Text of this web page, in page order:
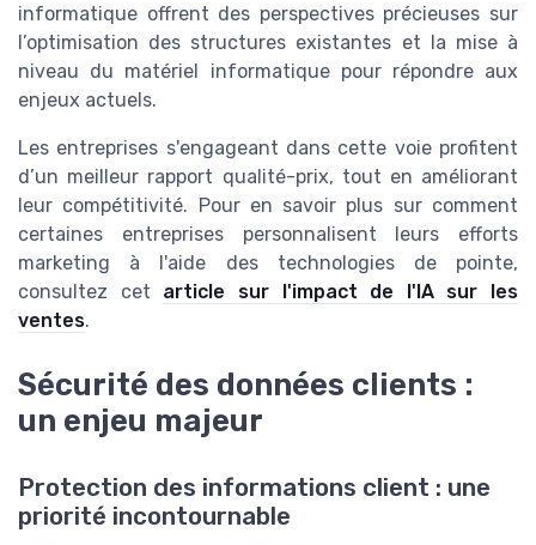
informatique offrent des perspectives précieuses sur
l’optimisation des structures existantes et la mise à
niveau du matériel informatique pour répondre aux
enjeux actuels.
Les entreprises s'engageant dans cette voie profitent
d’un meilleur rapport qualité-prix, tout en améliorant
leur compétitivité. Pour en savoir plus sur comment
certaines entreprises personnalisent leurs efforts
marketing à l'aide des technologies de pointe,
consultez cet article sur l'impact de l'IA sur les
ventes.
Sécurité des données clients :
un enjeu majeur
Protection des informations client : une
priorité incontournable